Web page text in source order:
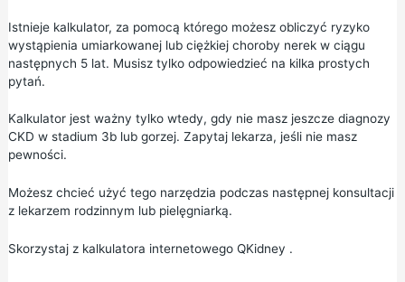
Istnieje kalkulator, za pomocą którego możesz obliczyć ryzyko
wystąpienia umiarkowanej lub ciężkiej choroby nerek w ciągu
następnych 5 lat. Musisz tylko odpowiedzieć na kilka prostych
pytań.
Kalkulator jest ważny tylko wtedy, gdy nie masz jeszcze diagnozy
CKD w stadium 3b lub gorzej. Zapytaj lekarza, jeśli nie masz
pewności.
Możesz chcieć użyć tego narzędzia podczas następnej konsultacji
z lekarzem rodzinnym lub pielęgniarką.
Skorzystaj z kalkulatora internetowego QKidney .